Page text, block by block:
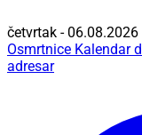
četvrtak - 06.08.2026
Osmrtnice Kalendar
adresar